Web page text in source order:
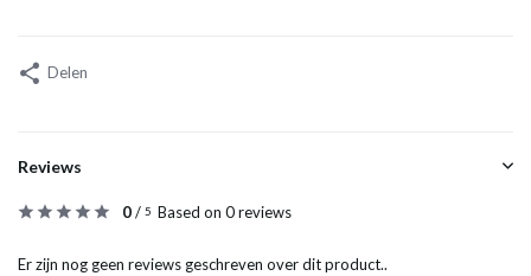
Delen
Reviews
0/ 5 Based on 0 reviews
Er zijn nog geen reviews geschreven over dit product..